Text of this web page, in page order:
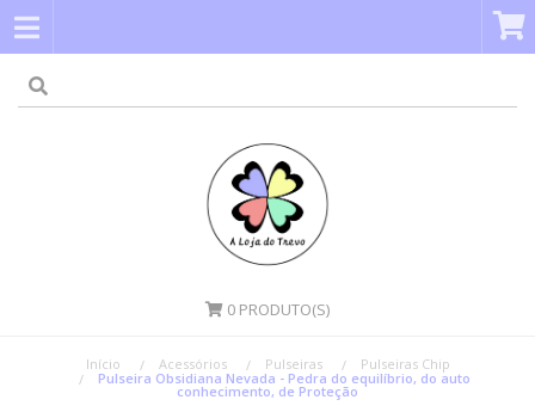
0 PRODUTO(S)
Início Acessórios Pulseiras
Pulseiras Chip
Pulseira Obsidiana Nevada - Pedra do equilíbrio, do auto
conhecimento, de Proteção